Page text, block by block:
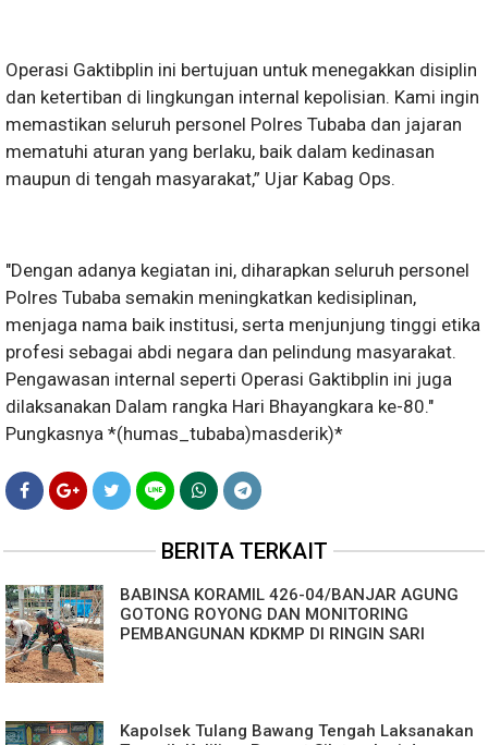
Operasi Gaktibplin ini bertujuan untuk menegakkan disiplin
dan ketertiban di lingkungan internal kepolisian. Kami ingin
memastikan seluruh personel Polres Tubaba dan jajaran
mematuhi aturan yang berlaku, baik dalam kedinasan
maupun di tengah masyarakat,” Ujar Kabag Ops.
"Dengan adanya kegiatan ini, diharapkan seluruh personel
Polres Tubaba semakin meningkatkan kedisiplinan,
menjaga nama baik institusi, serta menjunjung tinggi etika
profesi sebagai abdi negara dan pelindung masyarakat.
Pengawasan internal seperti Operasi Gaktibplin ini juga
dilaksanakan Dalam rangka Hari Bhayangkara ke-80."
Pungkasnya *(humas_tubaba)masderik)*
BERITA TERKAIT
BABINSA KORAMIL 426-04/BANJAR AGUNG
GOTONG ROYONG DAN MONITORING
PEMBANGUNAN KDKMP DI RINGIN SARI
Kapolsek Tulang Bawang Tengah Laksanakan